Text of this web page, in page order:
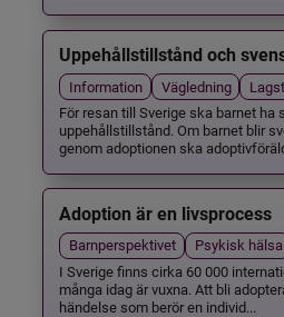
Uppehållstillstånd och
Information Vägledning
För resan till Sverige ska barnet ha
uppehållstillstånd. Om barnet blir
genom adoptionen ska
Adoption är en livsprocess
Barnperspektivet Psykisk hälsa
I Sverige finns cirka 60 000
många idag är vuxna. Att bli
händelse som berör en individ...